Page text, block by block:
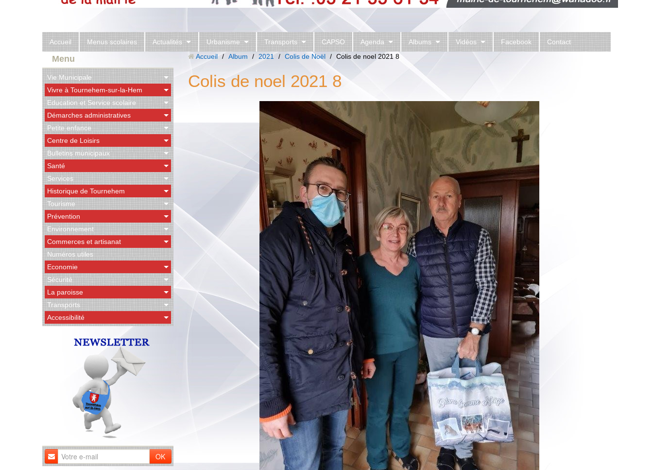
Accueil Menus scolaires Actualités Urbanisme Transports CAPSO Agenda Albums Vidéos Facebook Contact
Menu
Vie Municipale
Vivre à Tournehem-sur-la-Hem
Education et Service scolaire
Démarches administratives
Petite enfance
Centre de Loisirs
Bulletins municipaux
Santé
Services
Historique de Tournehem
Tourisme
Prévention
Environnement
Commerces et artisanat
Numéros utiles
Economie
Sécurité
La paroisse
Transports
Accessibilité
OK
Accueil / Album / 2021 / Colis de Noël / Colis de noel 2021 8
Colis de noel 2021 8